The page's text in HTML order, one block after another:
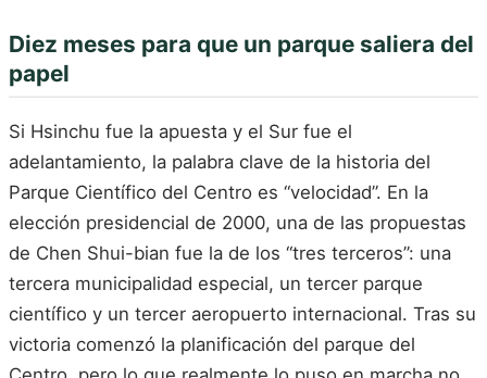
Diez meses para que un parque saliera del
papel
Si Hsinchu fue la apuesta y el Sur fue el
adelantamiento, la palabra clave de la historia del
Parque Científico del Centro es “velocidad”. En la
elección presidencial de 2000, una de las propuestas
de Chen Shui-bian fue la de los “tres terceros”: una
tercera municipalidad especial, un tercer parque
científico y un tercer aeropuerto internacional. Tras su
victoria comenzó la planificación del parque del